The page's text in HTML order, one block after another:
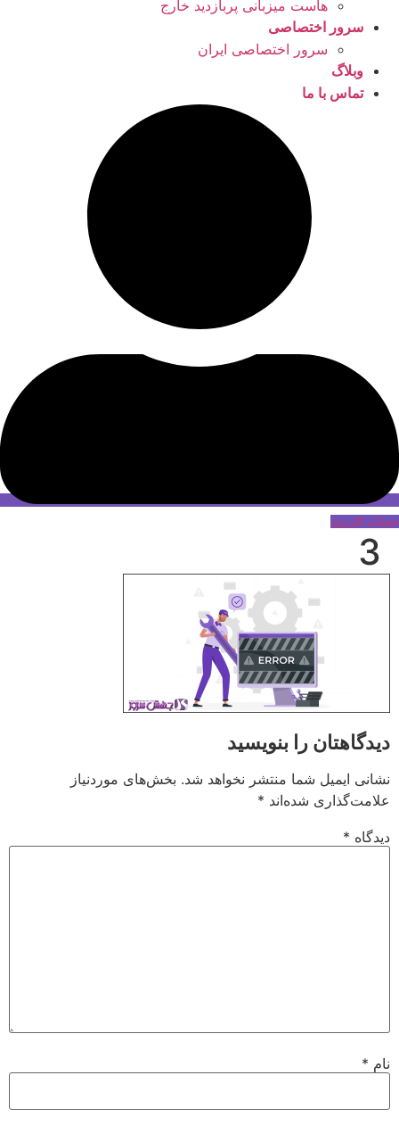
هاست میزبانی پربازدید خارج
سرور اختصاصی
سرور اختصاصی ایران
وبلاگ
تماس با ما
حساب کاربری
3
دیدگاهتان را بنویسید
نشانی ایمیل شما منتشر نخواهد شد. بخش‌های موردنیاز
علامت‌گذاری شده‌اند *
دیدگاه *
نام *